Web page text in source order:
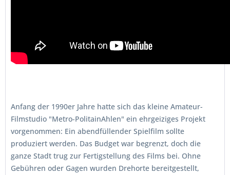
Anfang der 1990er Jahre hatte sich das kleine Amateur-
Filmstudio "Metro-PolitainAhlen" ein ehrgeiziges Projekt
vorgenommen: Ein abendfüllender Spielfilm sollte
produziert werden. Das Budget war begrenzt, doch die
ganze Stadt trug zur Fertigstellung des Films bei. Ohne
Gebühren oder Gagen wurden Drehorte bereitgestellt,